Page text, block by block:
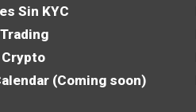
Sin KYC
(Coming soon)